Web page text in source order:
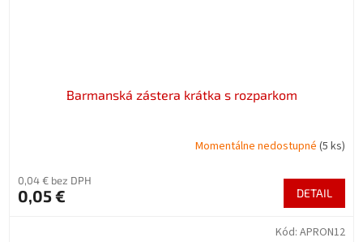
Barmanská zástera krátka s rozparkom
Momentálne nedostupné (5 ks)
0,04 € bez DPH
0,05 € DETAIL
Kód: APRON12